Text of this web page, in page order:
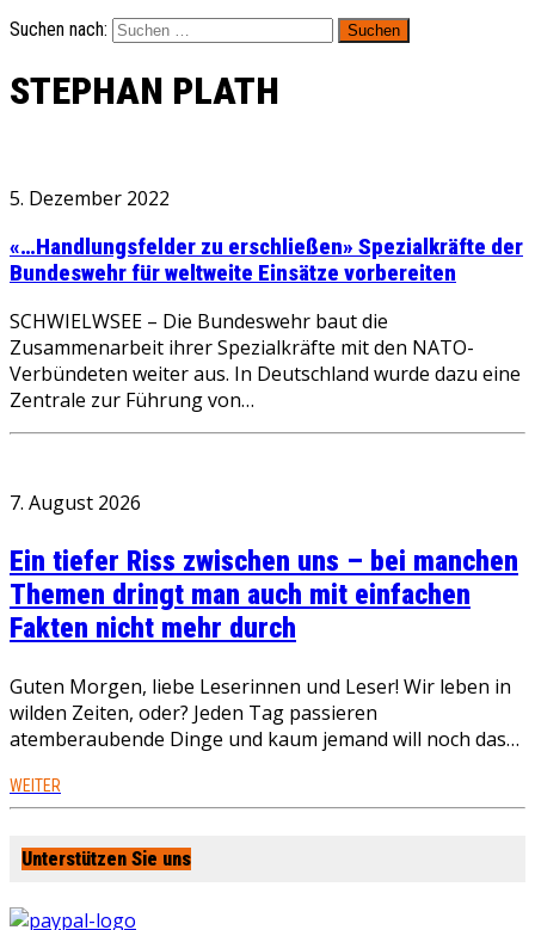
Suchen nach:
STEPHAN PLATH
5. Dezember 2022
«…Handlungsfelder zu erschließen» Spezialkräfte der
Bundeswehr für weltweite Einsätze vorbereiten
SCHWIELWSEE – Die Bundeswehr baut die
Zusammenarbeit ihrer Spezialkräfte mit den NATO-
Verbündeten weiter aus. In Deutschland wurde dazu eine
Zentrale zur Führung von…
7. August 2026
Ein tiefer Riss zwischen uns – bei manchen
Themen dringt man auch mit einfachen
Fakten nicht mehr durch
Guten Morgen, liebe Leserinnen und Leser! Wir leben in
wilden Zeiten, oder? Jeden Tag passieren
atemberaubende Dinge und kaum jemand will noch das…
WEITER
Unterstützen Sie uns